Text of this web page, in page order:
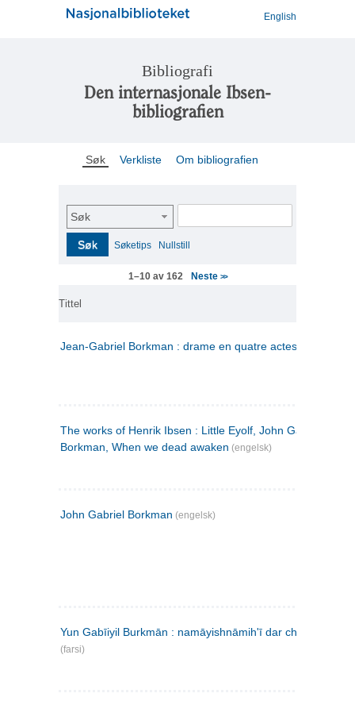
English
Bibliografi
Den internasjonale Ibsen-
bibliografien
Søk Verkliste Om bibliografien
Søk
Søk Søketips Nullstill
1–10 av 162 Neste >>
Tittel
Jean-Gabriel Borkman : drame en quatre actes
The works of Henrik Ibsen : Little Eyolf, John Gabriel
Borkman, When we dead awaken (engelsk)
John Gabriel Borkman (engelsk)
Yun Gabīiyil Burkmān : namāyishnāmihʹī dar chahār pardih
(farsi)